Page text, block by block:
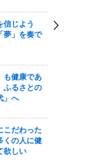
じよう
」を奏で
健康であ
るさとの
へ
だわった
の人に健
しい